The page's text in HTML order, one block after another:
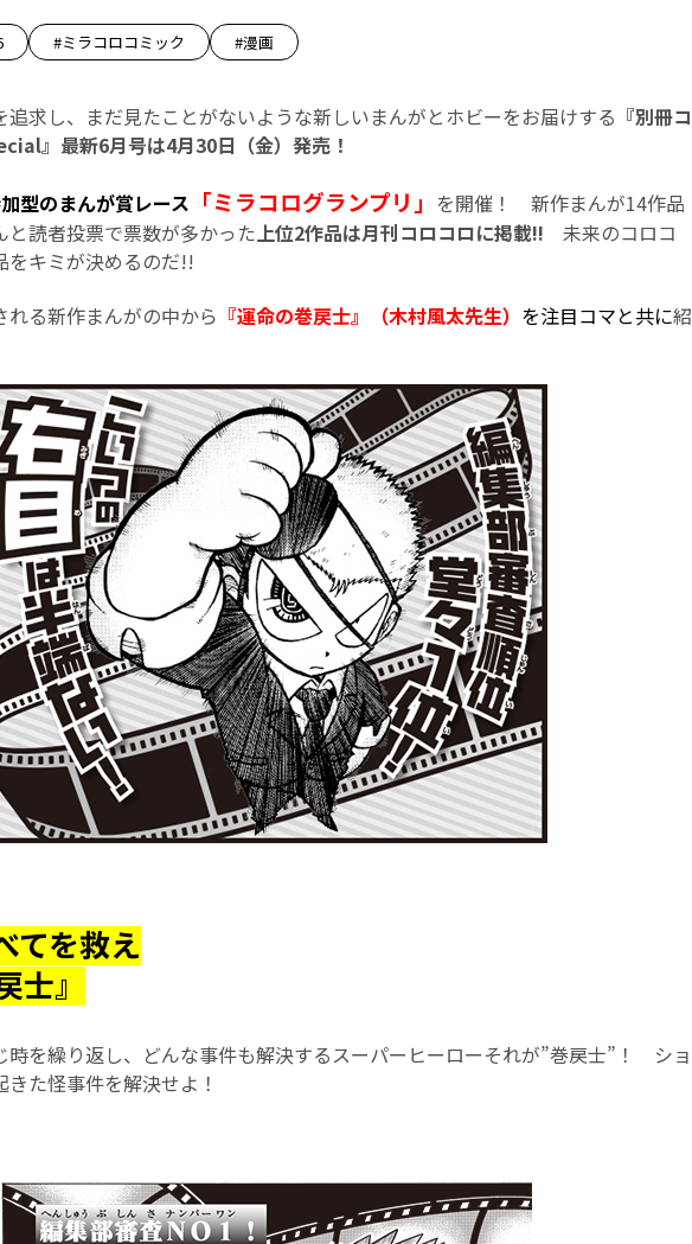
#ミラコロコミック #漫画
追求し、まだ見たことがないような新しいまんがとホビーをお届けする 『別冊コ
』最新6月号は4月30日（金）発売！
型のまんが賞レース 「ミラコログランプリ」 を開催！ 新作まんが14作品
と読者投票で票数が多かった上位2作品は月刊コロコロに掲載!! 未来のコロコ
をキミが決めるのだ!!
る新作まんがの中から 『運命の巻戻士』（木村風太先生） を注目コマと共に紹
てを救え
士』
時を繰り返し、どんな事件も解決するスーパーヒーローそれが”巻戻士”！ ショ
た怪事件を解決せよ！